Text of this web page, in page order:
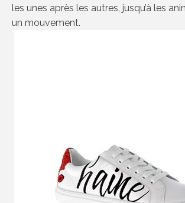
les unes après les autres, jusqu’à les
un mouvement.